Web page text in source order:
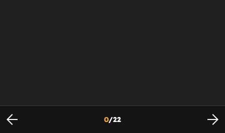
0/22